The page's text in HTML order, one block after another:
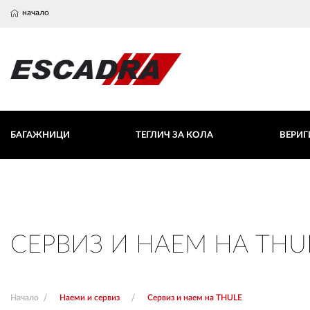
начало
БАГАЖНИЦИ ТЕГЛИЧ ЗА КОЛА
СЕРВИЗ И НАЕМ НА
Начало Наеми и сервиз Сервиз и наем на THULE
ВХОД РЕГИСТРАЦИЯ